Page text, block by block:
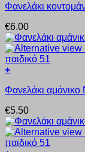
να
στη
σελίδα
του
προϊόντος
το
έχει
πολλαπλές
παραλλαγές.
Οι
επιλογές
να
στη
σελίδα
του
προϊόντος
Φανελάκι
€6.00
+
το
έχει
πολλαπλές
παραλλαγές.
Οι
Φανελάκι αμάνικο
€5.50